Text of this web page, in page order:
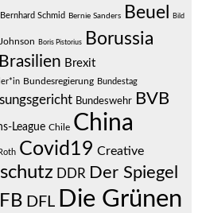
Bernhard Schmid Bernie Sanders Beuel Bild
Boris Pistorius
Borussia
Brasilien Brexit
Bundesregierung Bundestag
Bundeswehr BVB
League Chile China
Covid19 Creative
DDR Der Spiegel
DFL Die Grünen